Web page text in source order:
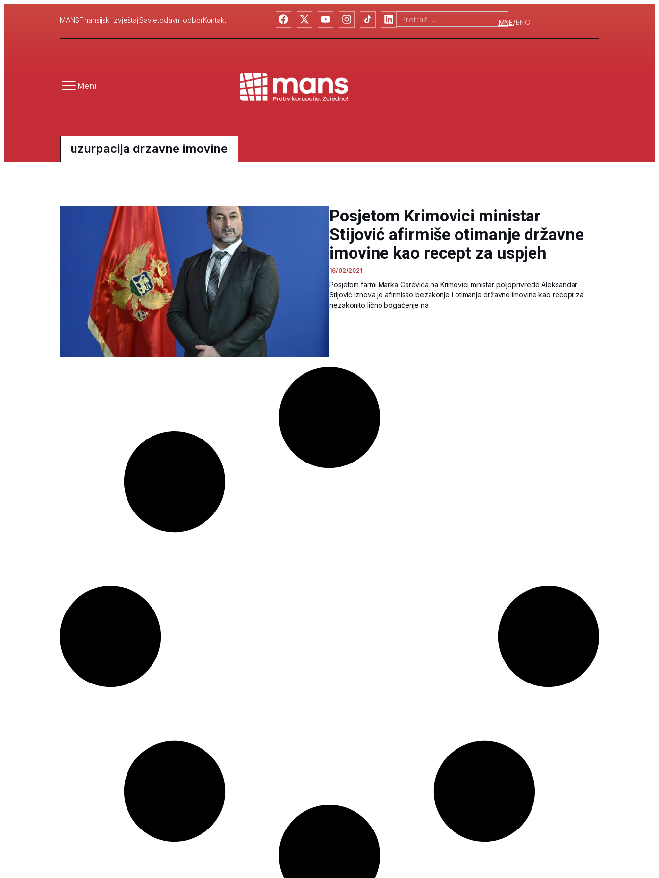
MANSFinansijski izvještajiSavjetodavni odborKontakt MNE/ENG
Meni
uzurpacija drzavne imovine
Posjetom Krimovici ministar
Stijović afirmiše otimanje državne
imovine kao recept za uspjeh
16/02/2021
Posjetom farmi Marka Carevića na Krimovici ministar poljoprivrede Aleksandar
Stijović iznova je afirmisao bezakonje i otimanje državne imovine kao recept za
nezakonito lično bogaćenje na